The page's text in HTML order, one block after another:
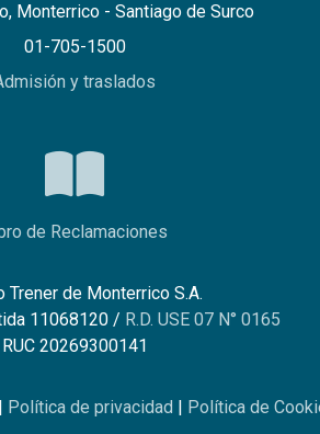
Monterrico - Santiago de Surco
01-705-1500
y traslados
de Reclamaciones
Trener de Monterrico S.A.
11068120 / R.D. USE 07 N° 0165
RUC 20269300141
Política de privacidad Política de